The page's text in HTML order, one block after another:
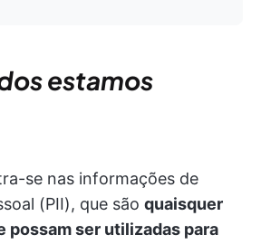
estamos
se nas informações de
(PII), que são quaisquer
possam ser utilizadas para